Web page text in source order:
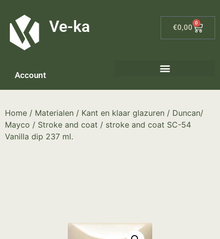
Ve-ka €0,00
0
Account
Home / Materialen / Kant en klaar glazuren / Duncan/
Mayco / Stroke and coat / stroke and coat SC-54
Vanilla dip 237 ml.